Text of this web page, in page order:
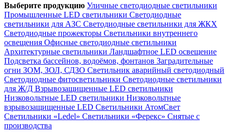
Выберите продукцию Уличные светодиодные светильники
Промышленные LED светильники Светодиодные
светильники для АЗС Светодиодные светильники для ЖКХ
Светодиодные прожекторы Светильники внутреннего
освещения Офисные светодиодные светильники
Архитектурные светильники Ландшафтное LED освещение
Подсветка бассейнов, водоёмов, фонтанов Заградительные
огни ЗОМ, ЗОЛ, СДЗО Светильник аварийный светодиодный
Светодиодные фитосветильники Светодиодные светильники
для Ж/Д Взрывозащищенные LED светильники
Низковольтные LED светильники Низковольтные
взрывозащищенные LED Светильники АтомСвет
Светильники «Ledel» Светильники «Ферекс» Снятые с
производства